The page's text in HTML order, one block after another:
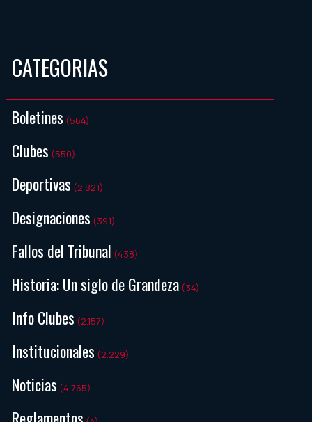
CATEGORIAS
Boletines (564)
Clubes (550)
Deportivas (2.821)
Designaciones (391)
Fallos del Tribunal (438)
Historia: Un siglo de Grandeza (34)
Info Clubes (2.157)
Institucionales (2.229)
Noticias (4.765)